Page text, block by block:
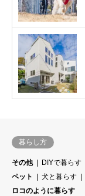
暮らし方
その他 DIYで暮らす
ペット
犬と暮らす
ロコのように暮らす